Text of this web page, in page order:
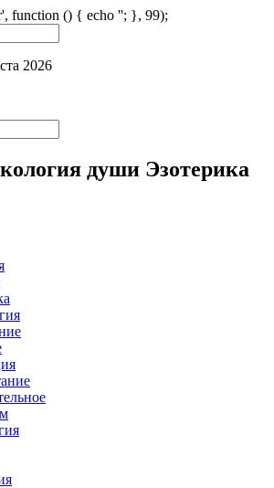
function () { echo ''; }, 99);
2026
души Эзотерика